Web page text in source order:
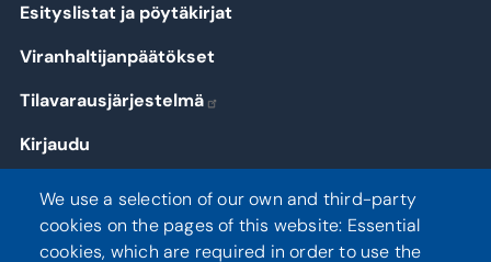
Esityslistat ja pöytäkirjat
Viranhaltijanpäätökset
Tilavarausjärjestelmä
Kirjaudu
We use a selection of our own and third-party
cookies on the pages of this website: Essential
cookies, which are required in order to use the